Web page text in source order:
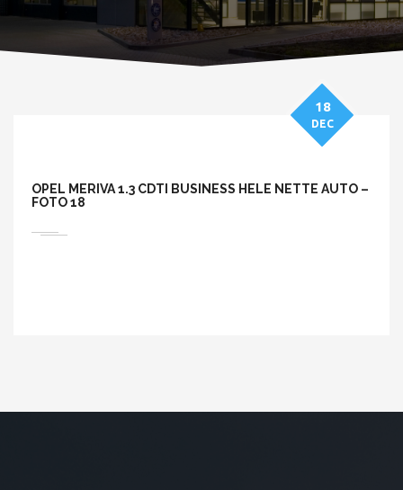
OPEL MERIVA 1.3 CDTI BUSINESS HELE NETTE AUTO –
FOTO 18
18
DEC